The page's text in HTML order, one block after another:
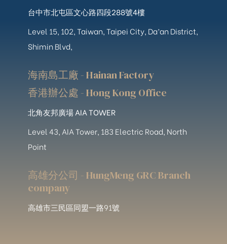
台中市北屯區文心路四段288號4樓
Level 15, 102, Taiwan, Taipei City, Da’an District,
Shimin Blvd,
海南島工廠 - Hainan Factory
香港辦公處 - Hong Kong Office
北角友邦廣場 AIA TOWER
Level 43, AIA Tower, 183 Electric Road, North
Point
高雄分公司 - HungMeng GRC Branch
company
高雄市三民區同盟一路91號